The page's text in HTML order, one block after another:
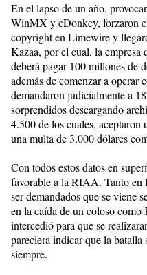
En el lapso de un año,
WinMX y eDonkey, forzaron
copyright en Limewire y
Kazaa, por el cual, la empresa
deberá pagar 100 millones de
además de comenzar a
demandaron judicialmente a
sorprendidos descargando
4.500 de los cuales,
una multa de 3.000 dólares
Con todos estos datos en
favorable a la RIAA. Tanto en
ser demandados que se viene
en la caída de un coloso como
intercedió para que se
pareciera indicar que la batalla
siempre.